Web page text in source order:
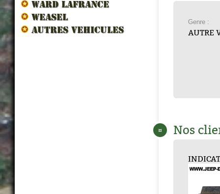
WARD LAFRANCE
WEASEL
AUTRES VEHICULES
Genre :
AUTRE
¤ Nos
86 (...
...